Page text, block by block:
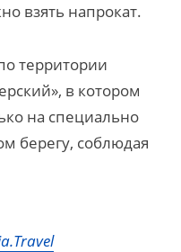
взять напрокат.
территории
в котором
на специально
берегу, соблюдая